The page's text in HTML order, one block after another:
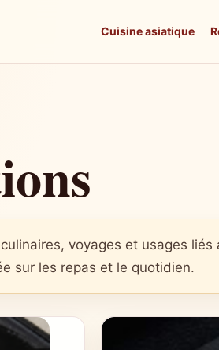
Cuisine asiatique
voyages et usages liés
sur les repas et le quotidien.